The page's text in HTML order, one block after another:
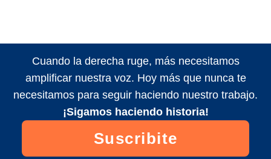
Cuando la derecha ruge, más necesitamos
amplificar nuestra voz. Hoy más que nunca te
necesitamos para seguir haciendo nuestro trabajo.
¡Sigamos haciendo historia!
Suscribite